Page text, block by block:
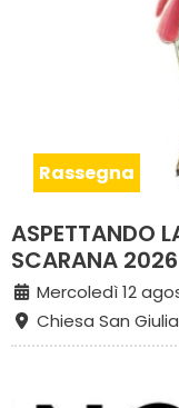
Rassegna
ASPETTANDO
SCARANA 2026
Mercoledì 12
Chiesa San